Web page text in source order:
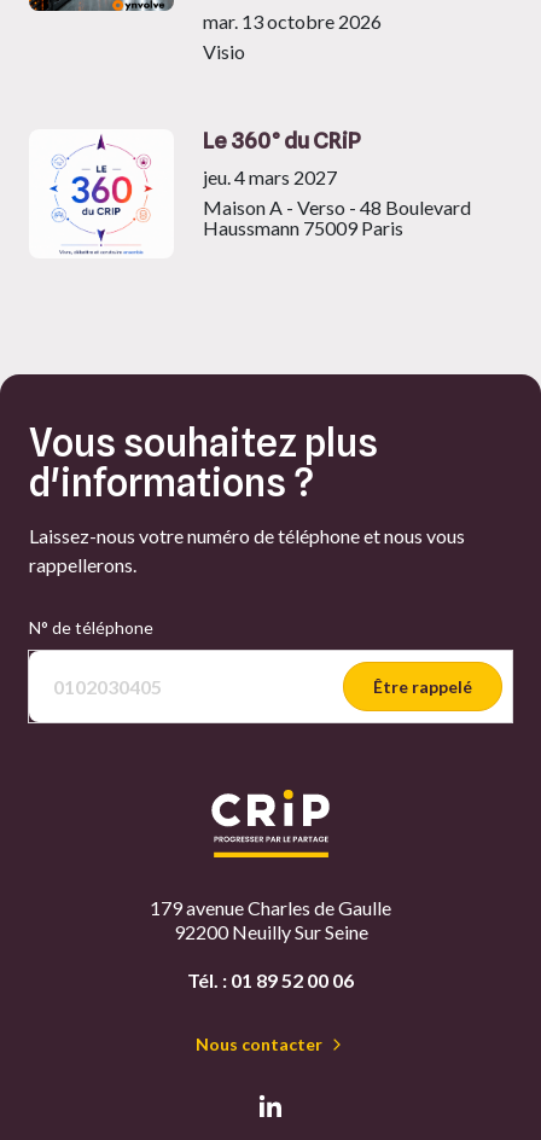
mar. 13 octobre 2026
Visio
Le 360° du CRiP
jeu. 4 mars 2027
Maison A - Verso - 48 Boulevard
Haussmann 75009 Paris
Vous souhaitez plus
d'informations ?
Laissez-nous votre numéro de téléphone et nous vous
rappellerons.
N° de téléphone
Être rappelé
179 avenue Charles de Gaulle
92200 Neuilly Sur Seine
Tél. : 01 89 52 00 06
Nous contacter